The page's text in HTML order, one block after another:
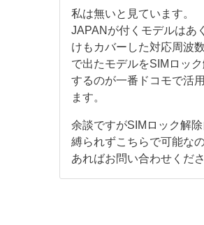
私は無いと見ています。
JAPANが付くモデルはあ
けもカバーした対応周波
で出たモデルをSIMロッ
するのが一番ドコモで活
ます。
余談ですがSIMロック解
縛られずこちらで可能な
あればお問い合わせくださ